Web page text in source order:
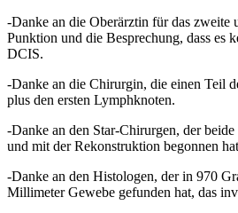
-Danke an die Oberärztin für das zweite
Punktion und die Besprechung, dass es
DCIS.
-Danke an die Chirurgin, die einen Teil
plus den ersten Lymphknoten.
-Danke an den Star-Chirurgen, der
und mit der Rekonstruktion begonnen
-Danke an den Histologen, der in 970
Millimeter Gewebe gefunden hat, das